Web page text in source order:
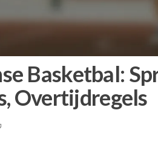
Basketbal:
Overtijdregels